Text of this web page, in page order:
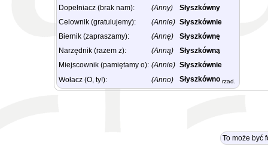
Dopełniacz (brak nam):
(Anny)
Słyszkówny
Celownik (gratulujemy):
(Annie) Słyszkównie
Biernik (zapraszamy):
(Annę)
Słyszkównę
Narzędnik (razem z):
(Anną)
Słyszkówną
Miejscownik (pamiętamy o): (Annie) Słyszkównie
Wołacz (O, ty!):
(Anno) Słyszkówno rzad.
To może być